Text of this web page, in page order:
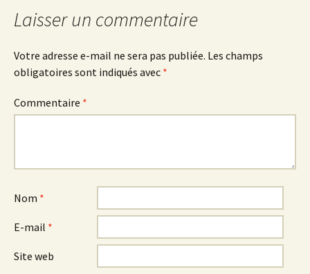
articles
Laisser un commentaire
Votre adresse e-mail ne sera pas publiée. Les champs
obligatoires sont indiqués avec *
Commentaire *
Nom *
E-mail *
Site web